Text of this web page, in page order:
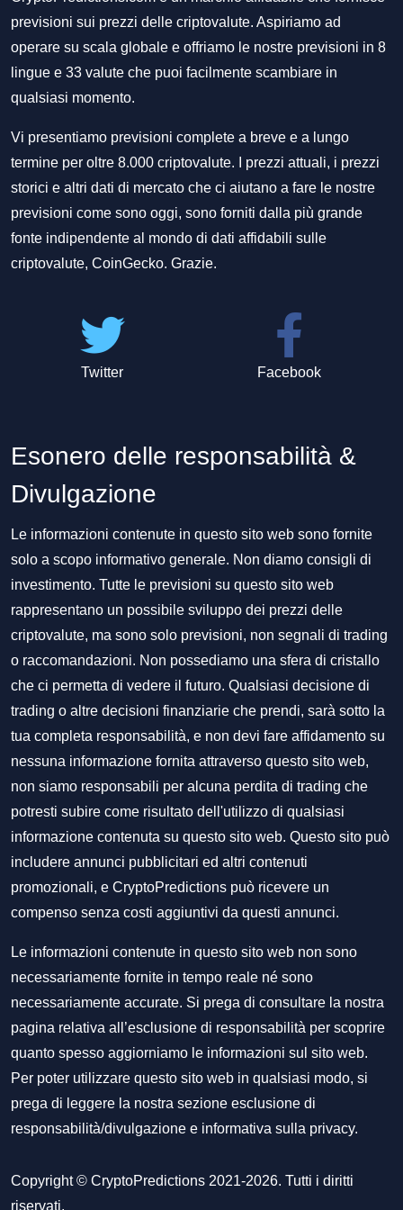
previsioni sui prezzi delle criptovalute. Aspiriamo ad
operare su scala globale e offriamo le nostre previsioni in 8
lingue e 33 valute che puoi facilmente scambiare in
qualsiasi momento.
Vi presentiamo previsioni complete a breve e a lungo
termine per oltre 8.000 criptovalute. I prezzi attuali, i prezzi
storici e altri dati di mercato che ci aiutano a fare le nostre
previsioni come sono oggi, sono forniti dalla più grande
fonte indipendente al mondo di dati affidabili sulle
criptovalute, CoinGecko. Grazie.
Twitter Facebook
Esonero delle responsabilità &
Divulgazione
Le informazioni contenute in questo sito web sono fornite
solo a scopo informativo generale. Non diamo consigli di
investimento. Tutte le previsioni su questo sito web
rappresentano un possibile sviluppo dei prezzi delle
criptovalute, ma sono solo previsioni, non segnali di trading
o raccomandazioni. Non possediamo una sfera di cristallo
che ci permetta di vedere il futuro. Qualsiasi decisione di
trading o altre decisioni finanziarie che prendi, sarà sotto la
tua completa responsabilità, e non devi fare affidamento su
nessuna informazione fornita attraverso questo sito web,
non siamo responsabili per alcuna perdita di trading che
potresti subire come risultato dell'utilizzo di qualsiasi
informazione contenuta su questo sito web. Questo sito può
includere annunci pubblicitari ed altri contenuti
promozionali, e CryptoPredictions può ricevere un
compenso senza costi aggiuntivi da questi annunci.
Le informazioni contenute in questo sito web non sono
necessariamente fornite in tempo reale né sono
necessariamente accurate. Si prega di consultare la nostra
pagina relativa all’esclusione di responsabilità per scoprire
quanto spesso aggiorniamo le informazioni sul sito web.
Per poter utilizzare questo sito web in qualsiasi modo, si
prega di leggere la nostra sezione esclusione di
responsabilità/divulgazione e informativa sulla privacy.
Copyright © CryptoPredictions 2021-2026. Tutti i diritti
riservati.